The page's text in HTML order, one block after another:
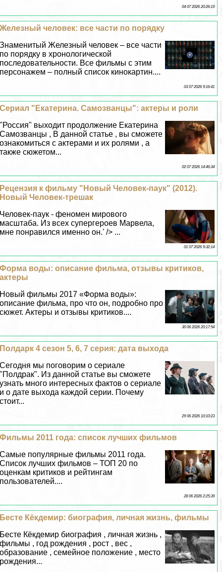
04 07 2026 20:26:19
Железный человек: все части по порядку
Знаменитый Железный человек – все части
по порядку в хронологической
последовательности. Все фильмы с этим
персонажем – полный список кинокартин....
03 07 2026 9:16:41
Сериал "Екатерина. Самозванцы": актеры и роли
"Россия" выходит продолжение Екатерина
Самозванцы , В данной статье , вы сможете
ознакомиться с актерами и их ролями , а
также сюжетом...
02 07 2026 14:46:34
Рецензия к фильму "Новый Человек-паук" (2012).
Новый Человек-трешак
Человек-паук - феномен мирового
масштаба. Из всех супергероев Марвела,
мне понравился именно он.' /> ...
01 07 2026 9:32:14
Форма воды: описание фильма, отзывы критиков,
актеры
Новый фильмы 2017 «Форма воды»:
описание фильма, про что он, подробно про
сюжет. Актеры и отзывы критиков....
30 06 2026 20:17:54
Полдарк 4 сезон 5, 6, 7 серия: дата выхода
Сегодня мы поговорим о сериале
"Полдpaк". Из данной статье вы сможете
узнать много интересных фактов о сериале
и о дате выхода каждой серии. Почему
стоит...
29 06 2026 10:10:23
Фильмы 2011 года: список лучших фильмов
Самые популярные фильмы 2011 года.
Список лучших фильмов – ТОП 20 по
оценкам критиков и рейтингам
пользователей....
28 06 2026 2:25:39
Бесте Кёкдемир: биография, личная жизнь, фильмы
Бесте Кёкдемир биография , личная жизнь ,
фильмы , год рождения , рост , вес ,
образование , семейное положение , место
рождения...